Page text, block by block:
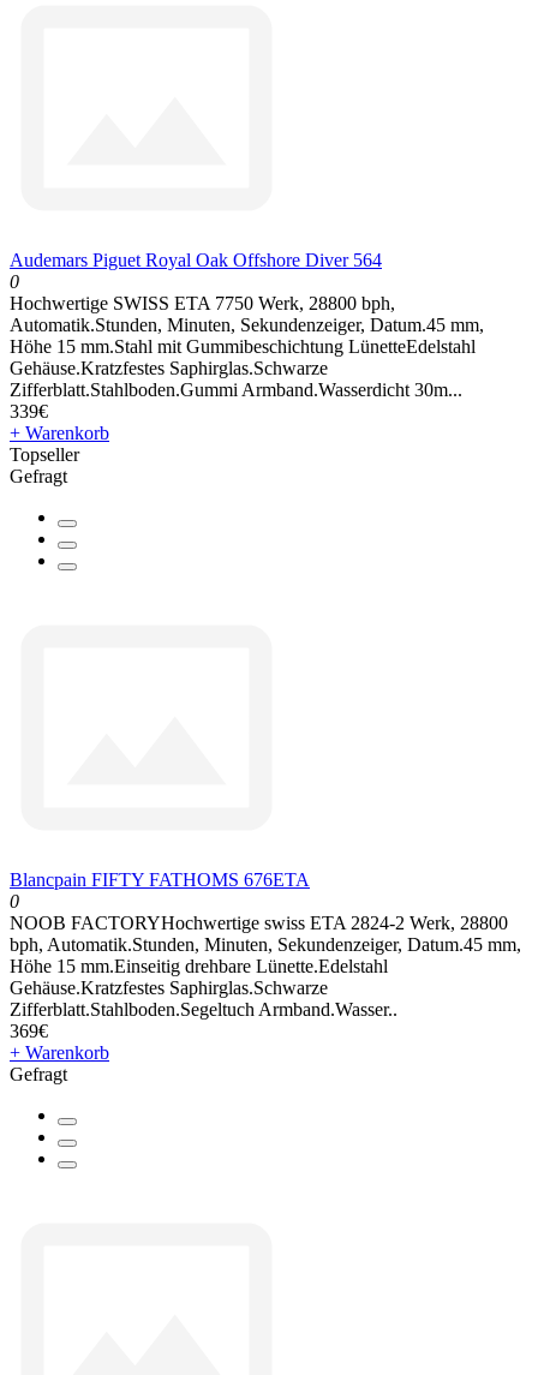
Audemars Piguet Royal Oak Offshore Diver 564
0
Hochwertige SWISS ETA 7750 Werk, 28800 bph,
Automatik.Stunden, Minuten, Sekundenzeiger, Datum.45 mm,
Höhe 15 mm.Stahl mit Gummibeschichtung LünetteEdelstahl
Gehäuse.Kratzfestes Saphirglas.Schwarze
Zifferblatt.Stahlboden.Gummi Armband.Wasserdicht 30m...
339€
+ Warenkorb
Topseller
Gefragt
Blancpain FIFTY FATHOMS 676ETA
0
NOOB FACTORYHochwertige swiss ETA 2824-2 Werk, 28800
bph, Automatik.Stunden, Minuten, Sekundenzeiger, Datum.45 mm,
Höhe 15 mm.Einseitig drehbare Lünette.Edelstahl
Gehäuse.Kratzfestes Saphirglas.Schwarze
Zifferblatt.Stahlboden.Segeltuch Armband.Wasser..
369€
+ Warenkorb
Gefragt